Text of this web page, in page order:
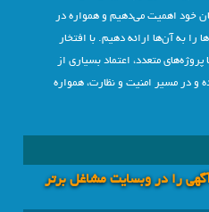
خود اهمیت می‌دهیم و همواره در
را به آن‌ها ارائه دهیم. با افتخار
متعدد، اعتماد بسیاری از
و در مسیر امنیت و نظارت، همواره
را در وبسايت مشاغل برتر